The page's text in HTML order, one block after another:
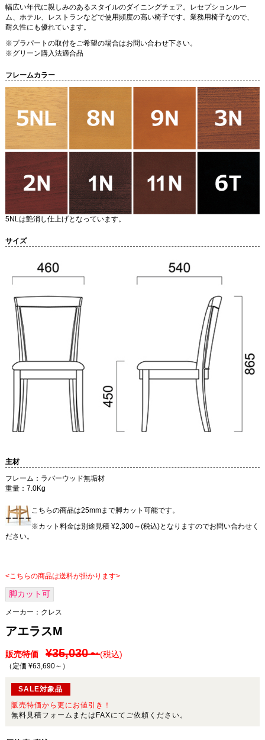
幅広い年代に親しみのあるスタイルのダイニングチェア。レセプションルー
ム、ホテル、レストランなどで使用頻度の高い椅子です。業務用椅子なので、
耐久性にも優れています。
※プラパートの取付をご希望の場合はお問い合わせ下さい。
※グリーン購入法適合品
フレームカラー
5NLは艶消し仕上げとなっています。
サイズ
主材
フレーム：ラバーウッド無垢材
重量：7.0Kg
こちらの商品は25mmまで脚カット可能です。
※カット料金は別途見積 ¥2,300～(税込)となりますのでお問い合わせく
ださい。
<こちらの商品は送料が掛かります>
脚カット可
メーカー： クレス
アエラスM
販売特価 ¥35,030～(税込)
（定価 ¥63,690～ ）
SALE対象品
販売特価から更にお値引き！
無料見積フォームまたはFAXにてご依頼ください。